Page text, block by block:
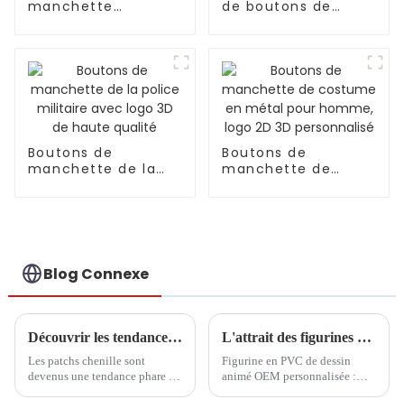
manchette
émail pour homme,
pour chemise
de boutons de
personnalisés en
usine
Boutons de
manchette de la
Boutons de
manchette de
Blog Connexe
Découvrir les tendances et les étapes d'achat essentielles des patchs chenille en 2025
Les patchs chenille sont
devenus une tendance phare de
L'attrait des figurines en PVC dans le monde de l'anime et du dessin animé
Figurine en PVC de dessin
animé OEM personnalisée :